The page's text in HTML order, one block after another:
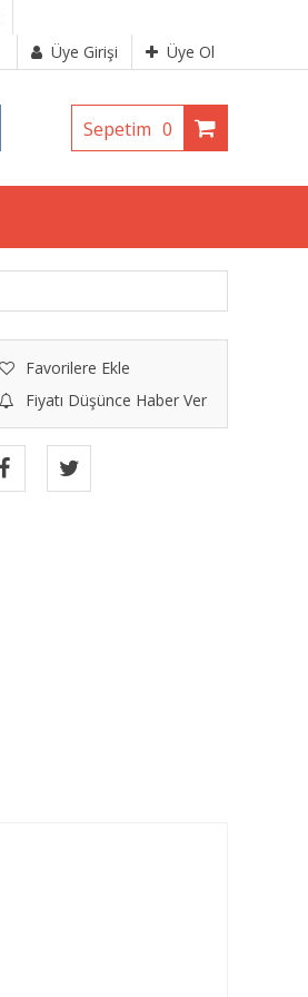
Üye Girişi
Üye Ol
Sepetim 0
Favorilere Ekle
Fiyatı Düşünce Haber Ver